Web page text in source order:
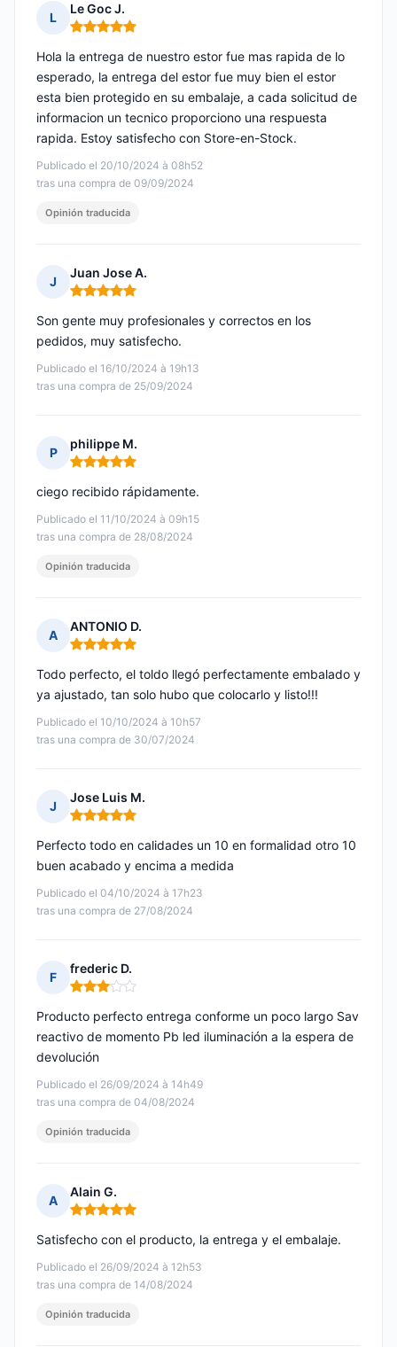
L
Le Goc J.
Nota: 5 de 5
Publicado el 20/10/2024 à 08h52
tras una compra de 09/09/2024
Hola la entrega de nuestro estor fue mas rapida de lo
esperado, la entrega del estor fue muy bien el estor
esta bien protegido en su embalaje, a cada solicitud de
informacion un tecnico proporciono una respuesta
rapida. Estoy satisfecho con Store-en-Stock.
Opinión traducida
J
Juan Jose A.
Nota: 5 de 5
Publicado el 16/10/2024 à 19h13
tras una compra de 25/09/2024
Son gente muy profesionales y correctos en los
pedidos, muy satisfecho.
P
philippe M.
Nota: 5 de 5
Publicado el 11/10/2024 à 09h15
tras una compra de 28/08/2024
ciego recibido rápidamente.
Opinión traducida
A
ANTONIO D.
Nota: 5 de 5
Publicado el 10/10/2024 à 10h57
tras una compra de 30/07/2024
Todo perfecto, el toldo llegó perfectamente embalado y
ya ajustado, tan solo hubo que colocarlo y listo!!!
J
Jose Luis M.
Nota: 5 de 5
Publicado el 04/10/2024 à 17h23
tras una compra de 27/08/2024
Perfecto todo en calidades un 10 en formalidad otro 10
buen acabado y encima a medida
F
frederic D.
Nota: 3 de 5
Publicado el 26/09/2024 à 14h49
tras una compra de 04/08/2024
Producto perfecto entrega conforme un poco largo Sav
reactivo de momento Pb led iluminación a la espera de
devolución
Opinión traducida
A
Alain G.
Nota: 5 de 5
Publicado el 26/09/2024 à 12h53
tras una compra de 14/08/2024
Satisfecho con el producto, la entrega y el embalaje.
Opinión traducida